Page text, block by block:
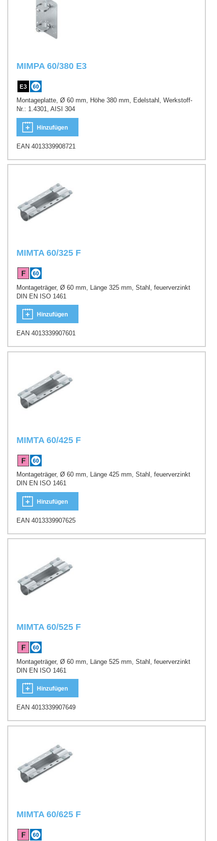
MIMPA 60/380 E3
Montageplatte, Ø 60 mm, Höhe 380 mm, Edelstahl, Werkstoff-
Nr.: 1.4301, AISI 304
Hinzufügen
EAN 4013339908721
MIMTA 60/325 F
Montageträger, Ø 60 mm, Länge 325 mm, Stahl, feuerverzinkt
DIN EN ISO 1461
Hinzufügen
EAN 4013339907601
MIMTA 60/425 F
Montageträger, Ø 60 mm, Länge 425 mm, Stahl, feuerverzinkt
DIN EN ISO 1461
Hinzufügen
EAN 4013339907625
MIMTA 60/525 F
Montageträger, Ø 60 mm, Länge 525 mm, Stahl, feuerverzinkt
DIN EN ISO 1461
Hinzufügen
EAN 4013339907649
MIMTA 60/625 F